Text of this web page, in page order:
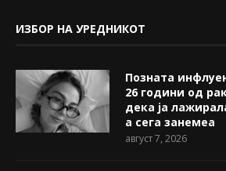
ИЗБОР НА УРЕДНИКОТ
Позната
26 години од
дека ја
а сега занемеа
август 7, 2026